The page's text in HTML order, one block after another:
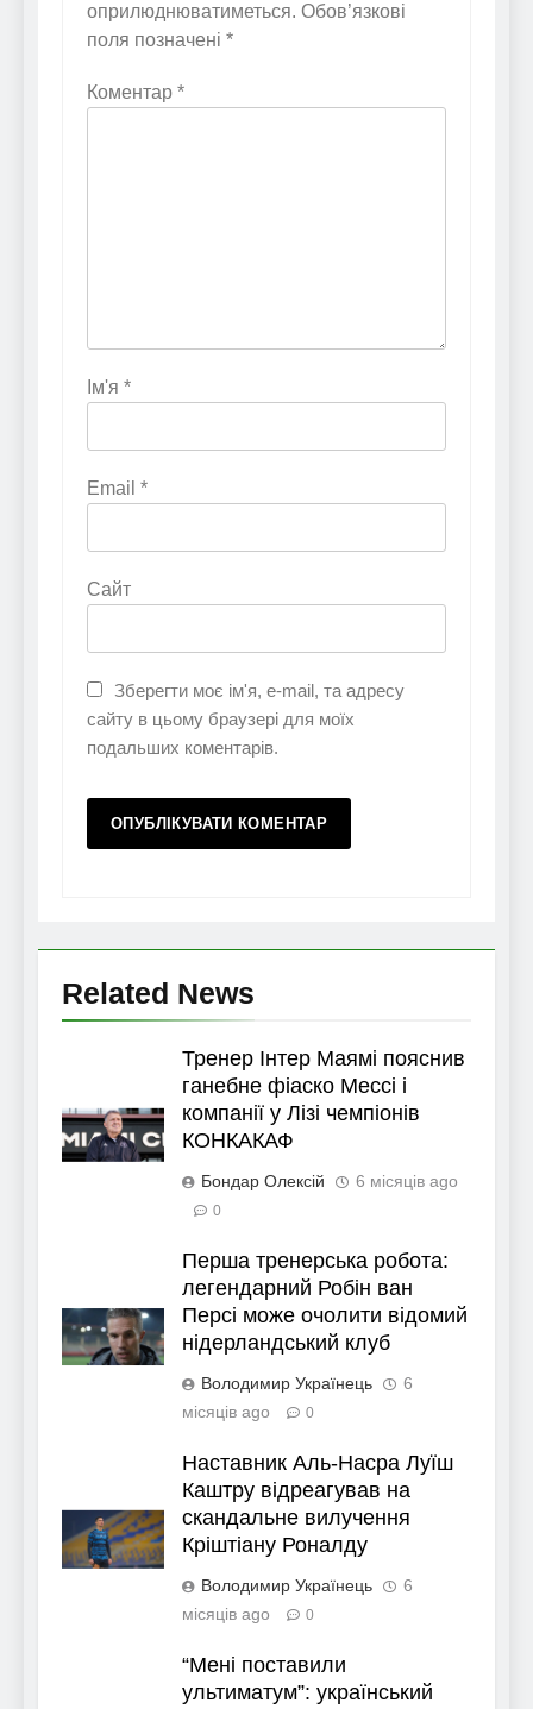
оприлюднюватиметься. Обов’язкові
поля позначені *
Коментар *
Ім'я *
Email *
Сайт
Зберегти моє ім'я, e-mail, та адресу
сайту в цьому браузері для моїх
подальших коментарів.
Related News
Тренер Інтер Маямі пояснив
ганебне фіаско Мессі і
компанії у Лізі чемпіонів
КОНКАКАФ
Бондар Олексій 6 місяців ago
0
Перша тренерська робота:
легендарний Робін ван
Персі може очолити відомий
нідерландський клуб
Володимир Українець
6
місяців ago
0
Наставник Аль-Насра Луїш
Каштру відреагував на
скандальне вилучення
Кріштіану Роналду
Володимир Українець
6
місяців ago
0
“Мені поставили
ультиматум”: український